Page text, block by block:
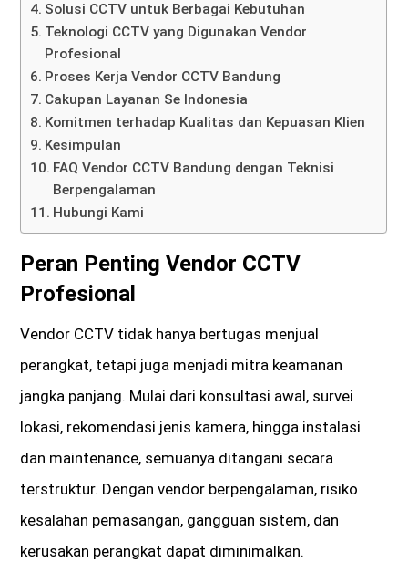
Solusi CCTV untuk Berbagai Kebutuhan
Teknologi CCTV yang Digunakan Vendor
Profesional
Proses Kerja Vendor CCTV Bandung
Cakupan Layanan Se Indonesia
Komitmen terhadap Kualitas dan Kepuasan Klien
Kesimpulan
FAQ Vendor CCTV Bandung dengan Teknisi
Berpengalaman
Hubungi Kami
Peran Penting Vendor CCTV
Profesional
Vendor CCTV tidak hanya bertugas menjual
perangkat, tetapi juga menjadi mitra keamanan
jangka panjang. Mulai dari konsultasi awal, survei
lokasi, rekomendasi jenis kamera, hingga instalasi
dan maintenance, semuanya ditangani secara
terstruktur. Dengan vendor berpengalaman, risiko
kesalahan pemasangan, gangguan sistem, dan
kerusakan perangkat dapat diminimalkan.